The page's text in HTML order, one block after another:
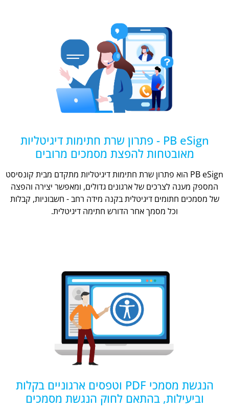
PB eSign - פתרון שרת חתימות דיגיטליות
מאובטחות להפצת מסמכים מרובים
PB eSign הוא פתרון שרת חתימות דיגיטליות מתקדם מבית קונסיסט
המספק מענה לצרכים של ארגונים גדולים, ומאפשר יצירה והפצה
של מסמכים חתומים דיגיטלית בקנה מידה רחב - חשבוניות, קבלות
וכל מסמך אחר הדורש חתימה דיגיטלית.
הנגשת מסמכי PDF וטפסים ארגוניים בקלות
וביעילות, בהתאם לחוק הנגשת מסמכים